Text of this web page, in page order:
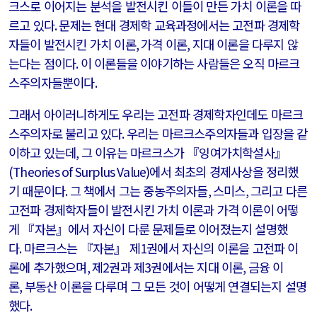
크스로 이어지는 분석을 발전시킨 이들이 만든 가치 이론을 따
르고 있다.문제는 현대 경제학 교육과정에서는 고전파 경제학
자들이 발전시킨 가치 이론,가격 이론, 지대 이론을 다루지 않
는다는 점이다.이 이론들을 이야기하는 사람들은 오직 마르크
스주의자들뿐이다.
그래서 아이러니하게도 우리는 고전파 경제학자인데도 마르크
스주의자로 불리고 있다.우리는 마르크스주의자들과 입장을 같
이하고 있는데,그 이유는 마르크스가 『잉여가치학설사』
(Theories of Surplus Value)에서 최초의 경제사상을 정리했
기 때문이다.그 책에서 그는 중농주의자들,스미스,그리고 다른
고전파 경제학자들이 발전시킨 가치 이론과 가격 이론이 어떻
게 『자본』에서 자신이 다룬 문제들로 이어졌는지 설명했
다.마르크스는 『자본』 제1권에서 자신의 이론을 고전파 이
론에 추가했으며,제2권과 제3권에서는 지대 이론,금융 이
론, 부동산 이론을 다루며 그 모든 것이 어떻게 연결되는지 설명
했다.